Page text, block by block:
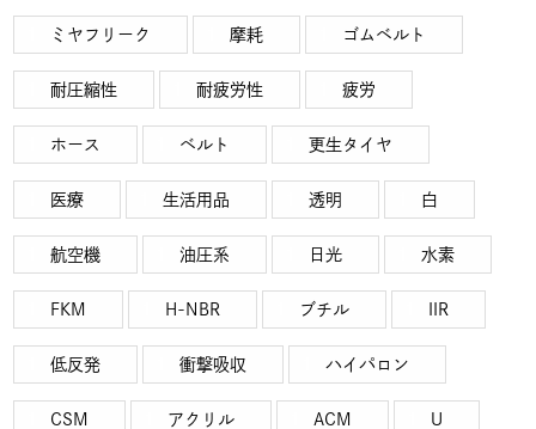
ミヤフリーク 摩耗 ゴムベルト
耐圧縮性 耐疲労性 疲労
ホース ベルト 更生タイヤ
医療 生活用品 透明 白
航空機 油圧系 日光 水素
FKM H-NBR ブチル IIR
低反発 衝撃吸収 ハイパロン
CSM アクリル ACM U